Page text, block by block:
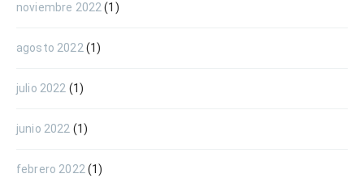
noviembre 2022 (1)
agosto 2022 (1)
julio 2022 (1)
junio 2022 (1)
febrero 2022 (1)